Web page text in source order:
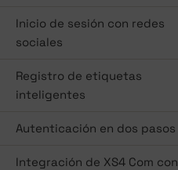
Inicio de sesión con redes
sociales
Registro de etiquetas
inteligentes
Autenticación en dos pasos
Integración de XS4 Com con